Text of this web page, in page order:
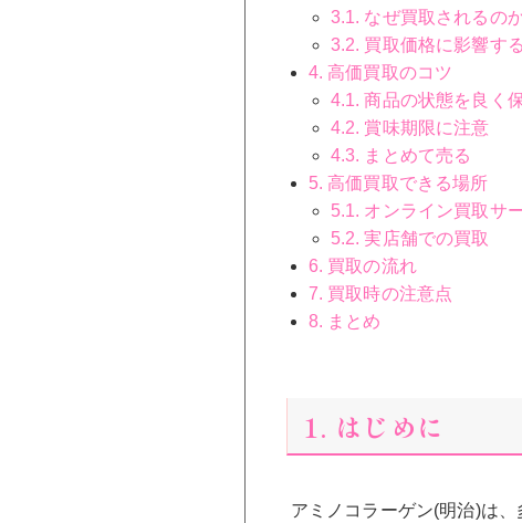
3.1. なぜ買取されるの
3.2. 買取価格に影響す
4. 高価買取のコツ
4.1. 商品の状態を良く
4.2. 賞味期限に注意
4.3. まとめて売る
5. 高価買取できる場所
5.1. オンライン買取サ
5.2. 実店舗での買取
6. 買取の流れ
7. 買取時の注意点
8. まとめ
1. はじめに
アミノコラーゲン(明治)は